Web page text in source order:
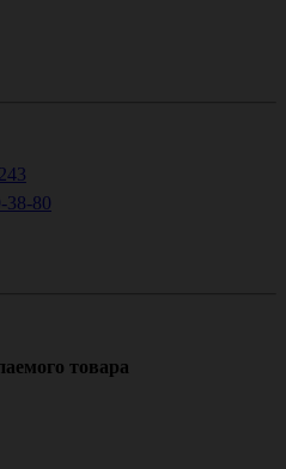
38-80
товара